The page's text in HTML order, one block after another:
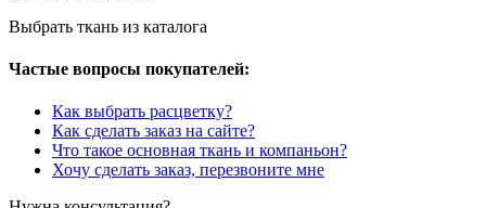
Выбрать ткань из каталога
Частые вопросы покупателей:
Как выбрать расцветку?
Как сделать заказ на сайте?
Что такое основная ткань и компаньон?
Хочу сделать заказ, перезвоните мне